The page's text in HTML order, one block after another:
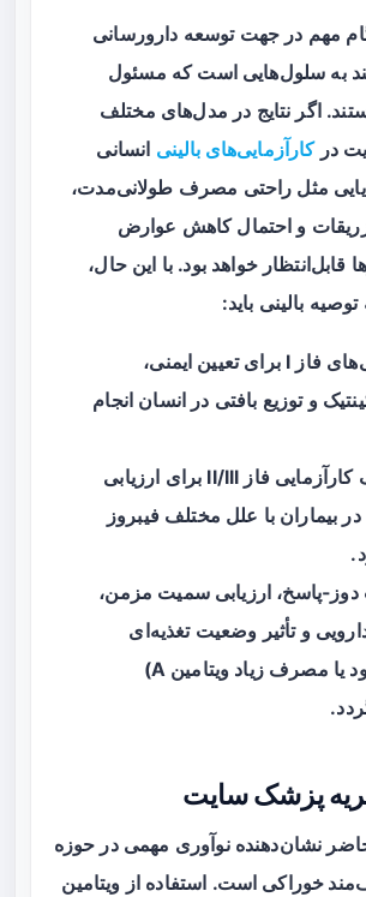
مهم در جهت توسعه دارورسانی
به سلول‌هایی است که مسئول
اگر نتایج در مدل‌های مختلف
درکارآزمایی‌های بالینی انسانی
مثل راحتی مصرف طولانی‌مدت،
و احتمال کاهش عوارض
قابل‌انتظار خواهد بود. با این حال،
بالینی باید:
کارآزمایی‌های فاز I برای تعیین ایمنی،
و توزیع بافتی در انسان انجام
حداقل یک کارآزمایی فاز II/III برای ارزیابی
بیماران با علل مختلف فیبروز
ارزیابی سمیت مزمن،
و تأثیر وضعیت تغذیه‌ای
(مثلاً کمبود یا مصرف زیاد ویتامین A)
پزشک سایت
نشان‌دهنده نوآوری مهمی در حوزه
خوراکی است. استفاده از ویتامین